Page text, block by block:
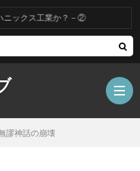
ス工業か？－②
謬神話の崩壊